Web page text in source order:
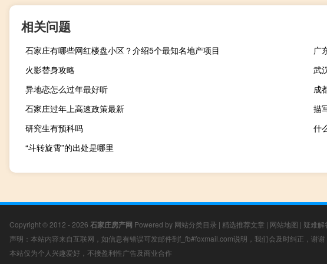
相关问题
石家庄有哪些网红楼盘小区？介绍5个最知名地产项目
广
火影替身攻略
武
异地恋怎么过年最好听
成
石家庄过年上高速政策最新
描
研究生有预科吗
什
“斗转旋霄”的出处是哪里
Copyright © 2012 - 2026 石家庄房产网 Powered by 网站分类目录 | 精选推荐文章 | 网站地图 | 疑难解
声明：本站内容来自互联网，如信息有错误可发邮件到f_fb#foxmail.com说明，我们会及时纠正，谢谢
本站仅为个人兴趣爱好，不接盈利性广告及商业合作